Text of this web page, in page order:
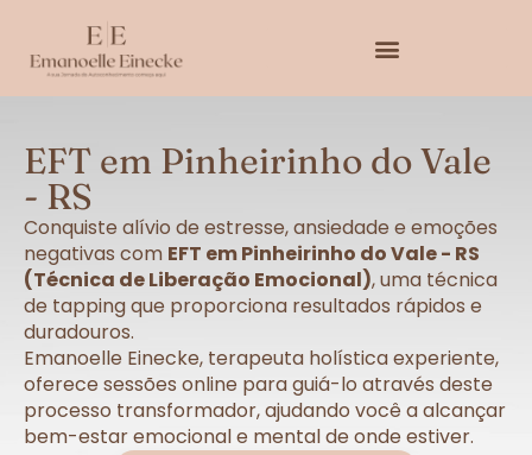
EFT em Pinheirinho do Vale
- RS
Conquiste alívio de estresse, ansiedade e emoções
negativas com EFT em Pinheirinho do Vale - RS
(Técnica de Liberação Emocional), uma técnica
de tapping que proporciona resultados rápidos e
duradouros.
Emanoelle Einecke, terapeuta holística experiente,
oferece sessões online para guiá-lo através deste
processo transformador, ajudando você a alcançar
bem-estar emocional e mental de onde estiver.